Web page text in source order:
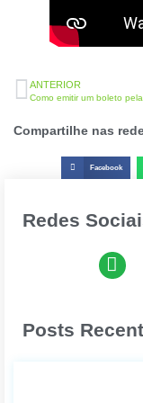
ANTERIOR
Como emitir um boleto
Compartilhe nas
Facebook
Redes
Posts